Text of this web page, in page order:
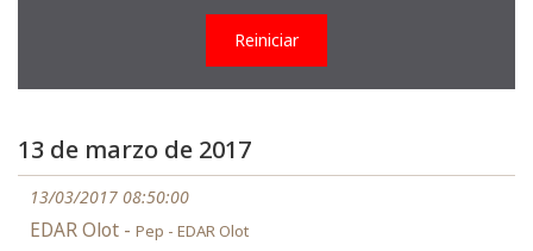
Reiniciar
13 de marzo de 2017
13/03/2017 08:50:00
EDAR Olot - Pep - EDAR Olot